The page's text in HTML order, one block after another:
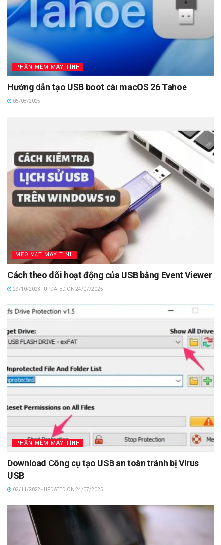
PHẦN MỀM MÁY TÍNH
Hướng dẫn tạo USB boot cài macOS 26 Tahoe
05/08/2025
MẸO VẶT MÁY TÍNH
Cách theo dõi hoạt động của USB bằng Event Viewer
29/10/2023 - UPDATED ON 24/07/2025
PHẦN MỀM MÁY TÍNH
Download Công cụ tạo USB an toàn tránh bị Virus
USB
02/11/2022 - UPDATED ON 24/07/2025